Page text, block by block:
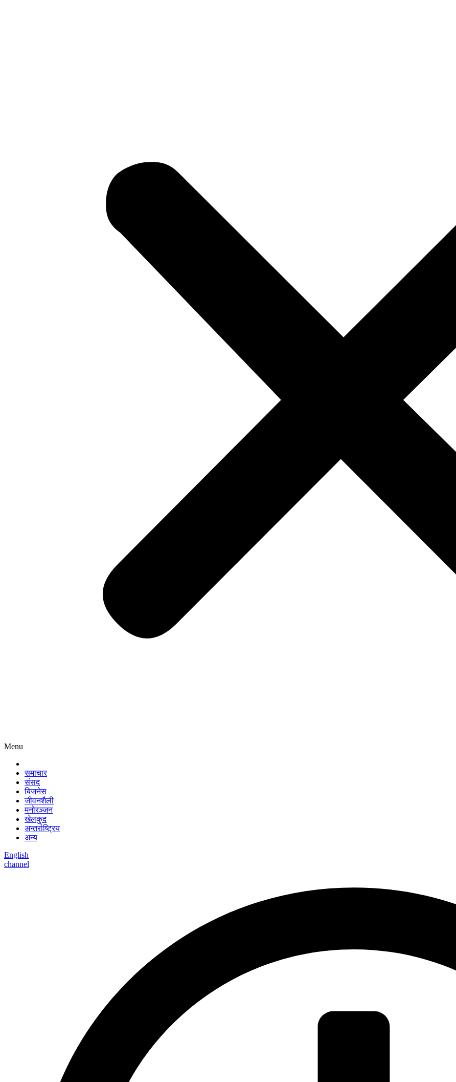
Menu
समाचार
संसद
बिजनेस
जीवनशैली
मनोरञ्जन
खेलकुद
अन्तर्राष्ट्रिय
अन्य
English
channel